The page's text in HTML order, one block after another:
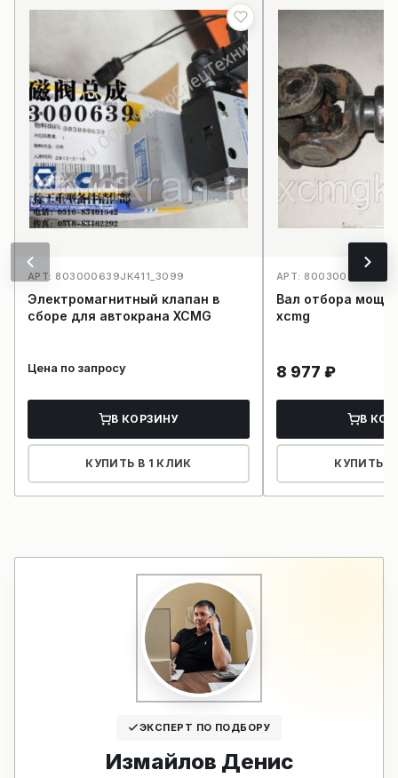
АРТ: 803000639JK411_3099
Электромагнитный клапан в
сборе для автокрана XCMG
Цена по запросу
В КОРЗИНУ
КУПИТЬ В 1 КЛИК
АРТ: 800300191_4003
Вал отбора
xcmg
8 977 ₽
В
КУПИТЬ В
ЭКСПЕРТ ПО ПОДБОРУ
Измайлов Денис